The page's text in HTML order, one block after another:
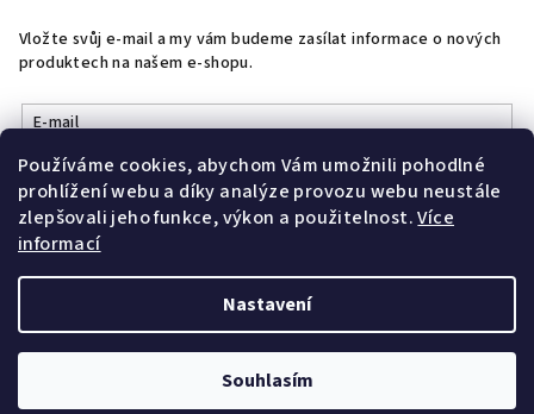
Používáme cookies, abychom Vám umožnili pohodlné
prohlížení webu a díky analýze provozu webu neustále
zlepšovali jeho funkce, výkon a použitelnost.Více
informací
Nastavení
Souhlasím
Vložte svůj e-mail a my vám budeme zasílat informace o nových
produktech na našem e-shopu.
E-mail
Vložením e-mailu souhlasíte spodmínkami ochrany osobních
údajů
Přihlásit se